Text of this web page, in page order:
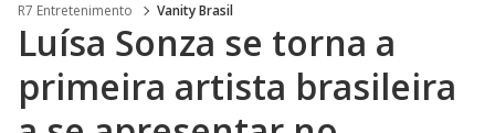
R7 Entretenimento Vanity Brasil
Luísa Sonza se torna a
primeira artista brasileira